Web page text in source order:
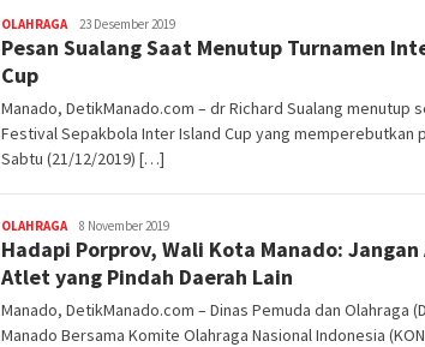
OLAHRAGA Redaktur
DetikManado
23 Desember 2019
Pesan Sualang Saat Menutup Turnamen
Cup
Manado, DetikManado.com – dr Richard Sualang menutup
Festival Sepakbola Inter Island Cup yang memperebutkan
Sabtu (21/12/2019) […]
OLAHRAGA Redaktur
DetikManado
8 November 2019
Hadapi Porprov, Wali Kota Manado: Jangan
Atlet yang Pindah Daerah Lain
Manado, DetikManado.com – Dinas Pemuda dan Olahraga
Manado Bersama Komite Olahraga Nasional Indonesia